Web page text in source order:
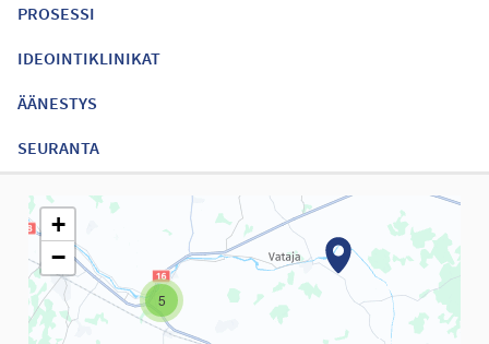
PROSESSI
IDEOINTIKLINIKAT
ÄÄNESTYS
SEURANTA
Seuraavassa elementissä on kartta, joka esittää tämän sivun
5
+
−